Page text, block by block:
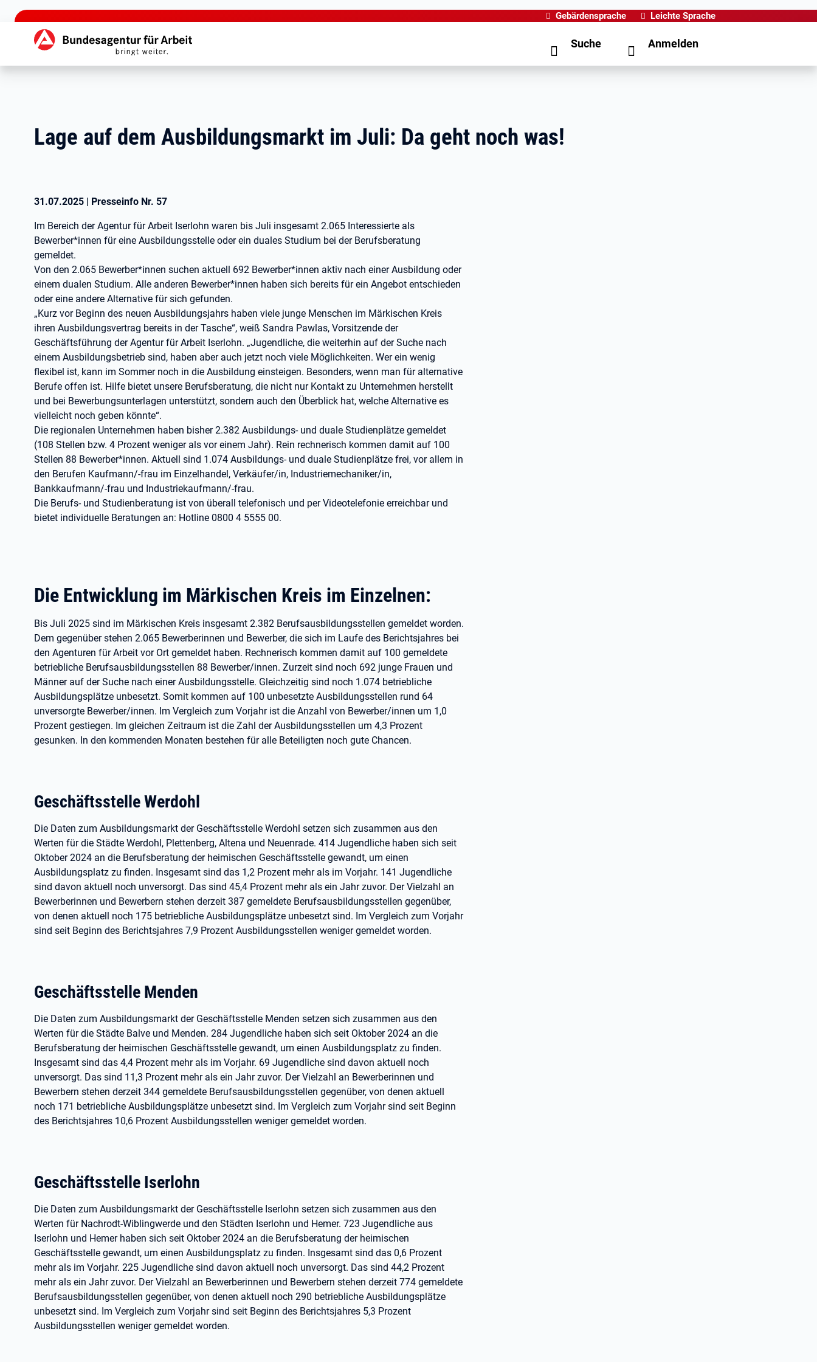
zu den Hauptinhalten springen
Gebärdensprache Leichte Sprache
Hauptnavigation Suche Anmelden
Lage auf dem Ausbildungsmarkt im Juli: Da geht noch was!
31.07.2025 | Presseinfo Nr. 57
Im Bereich der Agentur für Arbeit Iserlohn waren bis Juli insgesamt 2.065 Interessierte als
Bewerber*innen für eine Ausbildungsstelle oder ein duales Studium bei der Berufsberatung
gemeldet.
Von den 2.065 Bewerber*innen suchen aktuell 692 Bewerber*innen aktiv nach einer Ausbildung oder
einem dualen Studium. Alle anderen Bewerber*innen haben sich bereits für ein Angebot entschieden
oder eine andere Alternative für sich gefunden.
„Kurz vor Beginn des neuen Ausbildungsjahrs haben viele junge Menschen im Märkischen Kreis
ihren Ausbildungsvertrag bereits in der Tasche“, weiß Sandra Pawlas, Vorsitzende der
Geschäftsführung der Agentur für Arbeit Iserlohn. „Jugendliche, die weiterhin auf der Suche nach
einem Ausbildungsbetrieb sind, haben aber auch jetzt noch viele Möglichkeiten. Wer ein wenig
flexibel ist, kann im Sommer noch in die Ausbildung einsteigen. Besonders, wenn man für alternative
Berufe offen ist. Hilfe bietet unsere Berufsberatung, die nicht nur Kontakt zu Unternehmen herstellt
und bei Bewerbungsunterlagen unterstützt, sondern auch den Überblick hat, welche Alternative es
vielleicht noch geben könnte“.
Die regionalen Unternehmen haben bisher 2.382 Ausbildungs- und duale Studienplätze gemeldet
(108 Stellen bzw. 4 Prozent weniger als vor einem Jahr). Rein rechnerisch kommen damit auf 100
Stellen 88 Bewerber*innen. Aktuell sind 1.074 Ausbildungs- und duale Studienplätze frei, vor allem in
den Berufen Kaufmann/-frau im Einzelhandel, Verkäufer/in, Industriemechaniker/in,
Bankkaufmann/-frau und Industriekaufmann/-frau.
Die Berufs- und Studienberatung ist von überall telefonisch und per Videotelefonie erreichbar und
bietet individuelle Beratungen an: Hotline 0800 4 5555 00.
Die Entwicklung im Märkischen Kreis im Einzelnen:
Bis Juli 2025 sind im Märkischen Kreis insgesamt 2.382 Berufsausbildungsstellen gemeldet worden.
Dem gegenüber stehen 2.065 Bewerberinnen und Bewerber, die sich im Laufe des Berichtsjahres bei
den Agenturen für Arbeit vor Ort gemeldet haben. Rechnerisch kommen damit auf 100 gemeldete
betriebliche Berufsausbildungsstellen 88 Bewerber/innen. Zurzeit sind noch 692 junge Frauen und
Männer auf der Suche nach einer Ausbildungsstelle. Gleichzeitig sind noch 1.074 betriebliche
Ausbildungsplätze unbesetzt. Somit kommen auf 100 unbesetzte Ausbildungsstellen rund 64
unversorgte Bewerber/innen. Im Vergleich zum Vorjahr ist die Anzahl von Bewerber/innen um 1,0
Prozent gestiegen. Im gleichen Zeitraum ist die Zahl der Ausbildungsstellen um 4,3 Prozent
gesunken. In den kommenden Monaten bestehen für alle Beteiligten noch gute Chancen.
Geschäftsstelle Werdohl
Die Daten zum Ausbildungsmarkt der Geschäftsstelle Werdohl setzen sich zusammen aus den
Werten für die Städte Werdohl, Plettenberg, Altena und Neuenrade. 414 Jugendliche haben sich seit
Oktober 2024 an die Berufsberatung der heimischen Geschäftsstelle gewandt, um einen
Ausbildungsplatz zu finden. Insgesamt sind das 1,2 Prozent mehr als im Vorjahr. 141 Jugendliche
sind davon aktuell noch unversorgt. Das sind 45,4 Prozent mehr als ein Jahr zuvor. Der Vielzahl an
Bewerberinnen und Bewerbern stehen derzeit 387 gemeldete Berufsausbildungsstellen gegenüber,
von denen aktuell noch 175 betriebliche Ausbildungsplätze unbesetzt sind. Im Vergleich zum Vorjahr
sind seit Beginn des Berichtsjahres 7,9 Prozent Ausbildungsstellen weniger gemeldet worden.
Geschäftsstelle Menden
Die Daten zum Ausbildungsmarkt der Geschäftsstelle Menden setzen sich zusammen aus den
Werten für die Städte Balve und Menden. 284 Jugendliche haben sich seit Oktober 2024 an die
Berufsberatung der heimischen Geschäftsstelle gewandt, um einen Ausbildungsplatz zu finden.
Insgesamt sind das 4,4 Prozent mehr als im Vorjahr. 69 Jugendliche sind davon aktuell noch
unversorgt. Das sind 11,3 Prozent mehr als ein Jahr zuvor. Der Vielzahl an Bewerberinnen und
Bewerbern stehen derzeit 344 gemeldete Berufsausbildungsstellen gegenüber, von denen aktuell
noch 171 betriebliche Ausbildungsplätze unbesetzt sind. Im Vergleich zum Vorjahr sind seit Beginn
des Berichtsjahres 10,6 Prozent Ausbildungsstellen weniger gemeldet worden.
Geschäftsstelle Iserlohn
Die Daten zum Ausbildungsmarkt der Geschäftsstelle Iserlohn setzen sich zusammen aus den
Werten für Nachrodt-Wiblingwerde und den Städten Iserlohn und Hemer. 723 Jugendliche aus
Iserlohn und Hemer haben sich seit Oktober 2024 an die Berufsberatung der heimischen
Geschäftsstelle gewandt, um einen Ausbildungsplatz zu finden. Insgesamt sind das 0,6 Prozent
mehr als im Vorjahr. 225 Jugendliche sind davon aktuell noch unversorgt. Das sind 44,2 Prozent
mehr als ein Jahr zuvor. Der Vielzahl an Bewerberinnen und Bewerbern stehen derzeit 774 gemeldete
Berufsausbildungsstellen gegenüber, von denen aktuell noch 290 betriebliche Ausbildungsplätze
unbesetzt sind. Im Vergleich zum Vorjahr sind seit Beginn des Berichtsjahres 5,3 Prozent
Ausbildungsstellen weniger gemeldet worden.